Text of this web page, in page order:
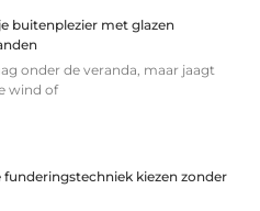
buitenplezier met glazen
onder de veranda, maar jaagt
wind of
funderingstechniek kiezen zonder